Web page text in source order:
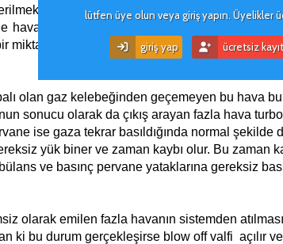
lütfen üye olun veya giriş yapın. Üyelikler
giriş yap ücretsiz
Şimdi ise ayağımızı aniden
hava gitmez. Ancak ayak gazdan
miktar havayı emmeye devam eder.
olan gaz kelebeğinden geçemeyen bu hava
sonucu olarak da çıkış arayan fazla hava
ise gaza tekrar basıldığında normal şekilde
yük biner ve zaman kaybı olur. Bu zaman
ve basınç pervane yataklarına gereksiz
olarak emilen fazla havanın sistemden
ki bu durum gerçekleşirse blow off valfi açılır